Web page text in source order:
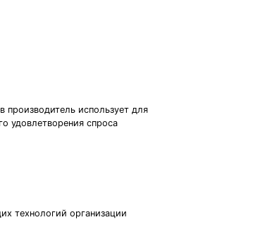
производитель использует для
удовлетворения спроса
технологий организации